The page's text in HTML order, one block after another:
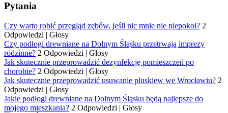
Pytania
Czy warto robić przegląd zębów, jeśli nic mnie nie niepokoi? 2
Odpowiedzi | Głosy
Czy podłogi drewniane na Dolnym Śląsku przetrwają imprezy
rodzinne? 2 Odpowiedzi | Głosy
Jak skutecznie przeprowadzić dezynfekcję pomieszczeń po
chorobie? 2 Odpowiedzi | Głosy
Jak skutecznie przeprowadzić usuwanie pluskiew we Wrocławiu? 2
Odpowiedzi | Głosy
Jakie podłogi drewniane na Dolnym Śląsku będą najlepsze do
mojego mieszkania? 2 Odpowiedzi | Głosy